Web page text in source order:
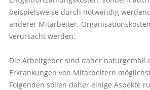
beispielsweise durch notwendig
anderer Mitarbeiter,
verursacht werden.
Die Arbeitgeber sind daher naturgemäß
Erkrankungen von Mitarbeitern
Folgenden sollen daher einige Aspekte